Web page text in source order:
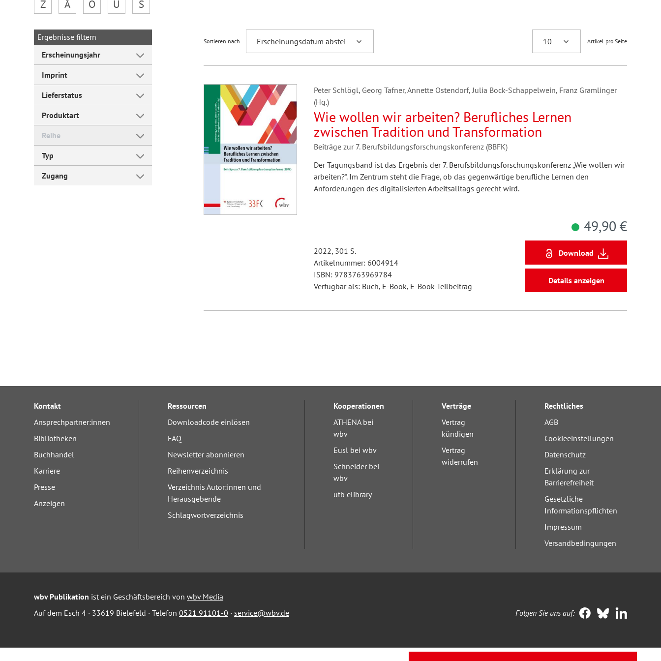
Forum Arbeitslehre
Z
Å Ö Ü Š
Ergebnisse filtern
Erscheinungsjahr
Imprint
Lieferstatus
Produktart
Reihe
Typ
Zugang
Sortieren nach Artikel pro Seite
Peter Schlögl, Georg Tafner, Annette Ostendorf, Julia Bock-Schappelwein, Franz Gramlinger
(Hg.)
Wie wollen wir arbeiten? Berufliches Lernen
zwischen Tradition und Transformation
Beiträge zur 7. Berufsbildungsforschungskonferenz (BBFK)
Der Tagungsband ist das Ergebnis der 7. Berufsbildungsforschungskonferenz „Wie wollen wir
arbeiten?". Im Zentrum steht die Frage, ob das gegenwärtige berufliche Lernen den
Anforderungen des digitalisierten Arbeitsalltags gerecht wird.
2022, 301 S.
Artikelnummer: 6004914
ISBN: 9783763969784
Verfügbar als: Buch, E-Book, E-Book-Teilbeitrag
49,90 €
Download
Details anzeigen
Kontakt
Ansprechpartner:innen
Bibliotheken
Buchhandel
Karriere
Presse
Anzeigen
Ressourcen
Downloadcode einlösen
FAQ
Newsletter abonnieren
Reihenverzeichnis
Verzeichnis Autor:innen und
Herausgebende
Schlagwortverzeichnis
Kooperationen
ATHENA bei
wbv
Eusl bei wbv
Schneider bei
wbv
utb elibrary
Verträge
Vertrag
kündigen
Vertrag
widerrufen
Rechtliches
AGB
Cookieeinstellungen
Datenschutz
Erklärung zur
Barrierefreiheit
Gesetzliche
Informationspflichten
Impressum
Versandbedingungen
wbv Publikation ist ein Geschäftsbereich von wbv Media
Auf dem Esch 4 · 33619 Bielefeld · Telefon 0521 91101-0 · service@wbv.de Folgen Sie uns auf: